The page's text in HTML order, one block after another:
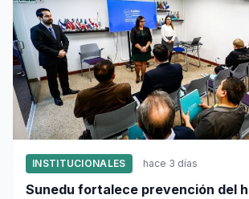
INSTITUCIONALES hace 3 días
Sunedu fortalece prevención del